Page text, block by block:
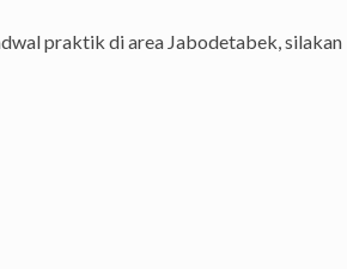
praktik di area Jabodetabek, silakan